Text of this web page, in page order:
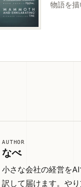
物語を描
AUTHOR
なべ
小さな会社の経営を
訳して届けます。や